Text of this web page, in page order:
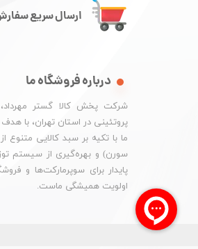
ارسال سریع
درباره فروشگاه ما
شرکت پخش کالا گستر
پروتئینی در استان تهران، با
ما با تکیه بر سبد کالایی
سورن) و بهره‌گیری از سیستم
پایدار برای سوپرمارکت‌ها و
اولویت همیشگی ماست.